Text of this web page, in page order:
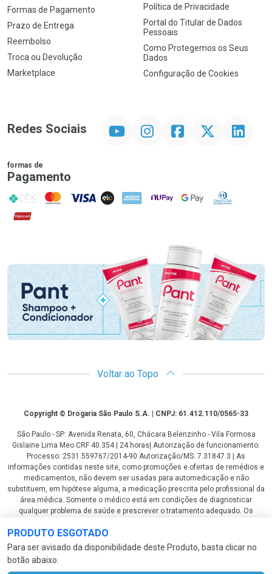
PRODUTO ESGOTADO
Para ser avisado da disponibilidade deste Produto, basta clicar no
botão abaixo.
Formas de Pagamento
Prazo de Entrega
Reembolso
Troca ou Devolução
Marketplace
Política de Privacidade
Portal do Titular de Dados
Pessoais
Como Protegemos os Seus
Dados
Configuração de Cookies
Redes Sociais InstagramFacebookTwitter Linkedin
formas de
Pagamento
PIX MasterCard
VISA ELO AMEX NuPay Google PayDiners Club
Hipercard
Promoção em Destaque
Voltar ao Topo
CopyrightCopyright © Drogaria São Paulo S.A. | CNPJ: 61.412.110/0565-33
São Paulo - SP: Avenida Renata, 60, Chácara Belenzinho - Vila Formosa
Gislaine Lima Meo CRF 40.354 | 24 horas| Autorização de funcionamento:
Processo: 2531.559767/2014-90 Autorização/MS: 7.31847.3 | As
informações contidas neste site, como promoções e ofertas de remédios e
medicamentos, não devem ser usadas para automedicação e não
substituem, em hipótese alguma, a medicação prescrita pelo profissional da
área médica. Somente o médico está em condições de diagnosticar
qualquer problema de saúde e prescrever o tratamento adequado. Os
fotos contidas em nosso site são meramente ilustrativas. *Preços e
disponibilidade sujeitos a alterações no decorrer do dia. Antibióticos e
antimicrobianos vendas apenas em lojas físicas ou televendas. Portaria nº
344 - 01/02/1999 - Ministério da Saúde. Horário de funcionamento Central